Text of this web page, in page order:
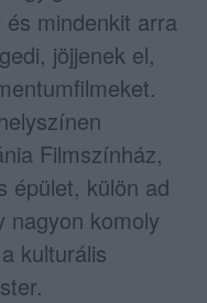
mindenkit arra
jöjjenek el,
Filmszínház,
épület, külön ad
nagyon komoly
kulturális